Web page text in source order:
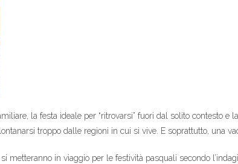
la festa ideale per “ritrovarsi” fuori dal solito contesto
troppo dalle regioni in cui si vive. E soprattutto, una
metteranno in viaggio per le festività pasquali secondo